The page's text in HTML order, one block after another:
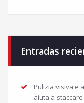
Entradas
Pulizia visiva e
aiuta a